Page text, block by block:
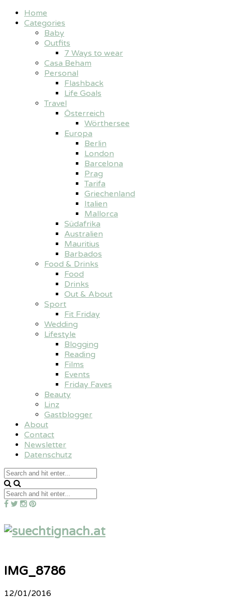
Home
Categories
Baby
Outfits
7 Ways to wear
Casa Beham
Personal
Flashback
Life Goals
Travel
Österreich
Wörthersee
Europa
Berlin
London
Barcelona
Prag
Tarifa
Griechenland
Italien
Mallorca
Südafrika
Australien
Mauritius
Barbados
Food & Drinks
Food
Drinks
Out & About
Sport
Fit Friday
Wedding
Lifestyle
Blogging
Reading
Films
Events
Friday Faves
Beauty
Linz
Gastblogger
About
Contact
Newsletter
Datenschutz
IMG_8786
12/01/2016